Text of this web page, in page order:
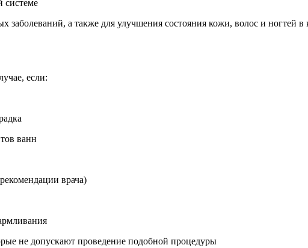
системе
а также для улучшения состояния кожи, волос и ногтей в
если:
ванн
врача)
не допускают проведение подобной процедуры